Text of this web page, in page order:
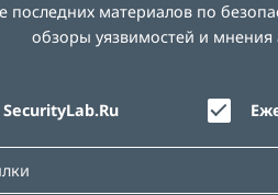
материалов по
обзоры уязвимостей и мнения